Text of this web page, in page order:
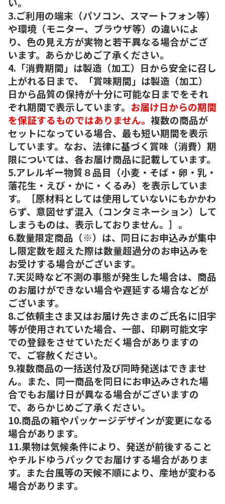
3.ご利用の端末（パソコン、スマートフォン等）
や環境（モニター、ブラウザ等）の違いによ
り、色の見え方が実物と若干異なる場合がござ
います。あらかじめご了承ください。
4.「消費期間」は製造（加工）日から安全に召し
上がれる日まで、「賞味期間」は製造（加工）
日から品質の保持が十分に可能な日までをそれ
ぞれ期間で表示しています。 お届け日からの期間
を保証するものではありません。 複数の商品が
セットになっている場合、最も短い期間を表示
しています。なお、法律に基づく賞味（消費）期
限については、各お届け商品に記載しています。
5.アレルギー物質８品目（小麦・そば・卵・乳・
落花生・えび・かに・くるみ）を表示していま
す。［原材料としては使用していないにもかかわ
らず、意図せず混入（コンタミネーション）して
しまうものは、表示しておりません。］。
6.数量限定商品（※）は、同日にお申込みが集中
し限定数を超えた際は数量超過分のお申込みを
お受けする場合がございます。
7.天災時など不測の事態が発生した場合は、商品
のお届けができない場合や遅延する場合などが
ございます。
8.ご依頼主さま又はお届け先さまのご氏名に旧字
等が使用されていた場合、一部、印刷可能文字
での登録をさせていただく場合がありますの
で、ご容赦ください。
9.複数商品の一括送付及び同時発送はできませ
ん。また、同一商品を同日にお申込みされた場
合でもお届け日が異なる場合がございますの
で、あらかじめご了承ください。
10.商品の箱やパッケージデザインが変更になる
場合があります。
11.果物は気候条件により、発送が前後すること
やチルドゆうパックでお届けする場合がありま
す。また台風等の天候不順により、産地が変わる
場合があります。